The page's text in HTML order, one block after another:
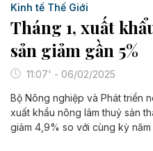
Kinh tế Thế Giới
Tháng 1, xuất
sản giảm gần 5%
11:07' - 06/02/2025
Bộ Nông nghiệp và Phát triển
xuất khẩu nông lâm thuỷ sản
giảm 4,9% so với cùng kỳ năm